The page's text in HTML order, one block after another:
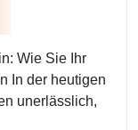
Steigern
Sie
Ihre
Online-
Wie Sie Ihr
In der heutigen
unerlässlich,